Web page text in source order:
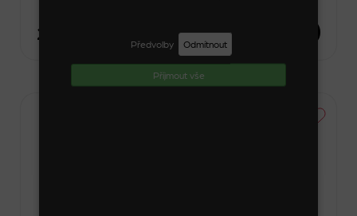
Předvolby Odmítnout
Příjmout vše
26 Kč DO KOŠÍKU